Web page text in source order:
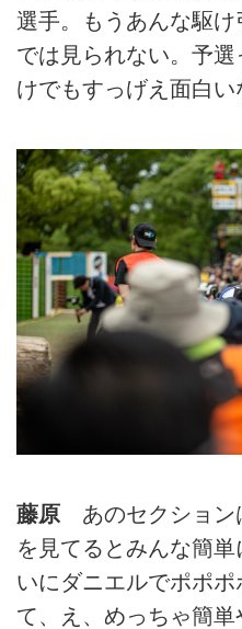
選手。もうあんな駆
では見られない。予
けでもすっげえ面白い
藤原 あのセクション
を見てるとみんな簡
いにダニエルでポポ
て、え、めっちゃ簡